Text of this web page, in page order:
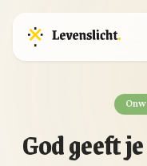
God geeft